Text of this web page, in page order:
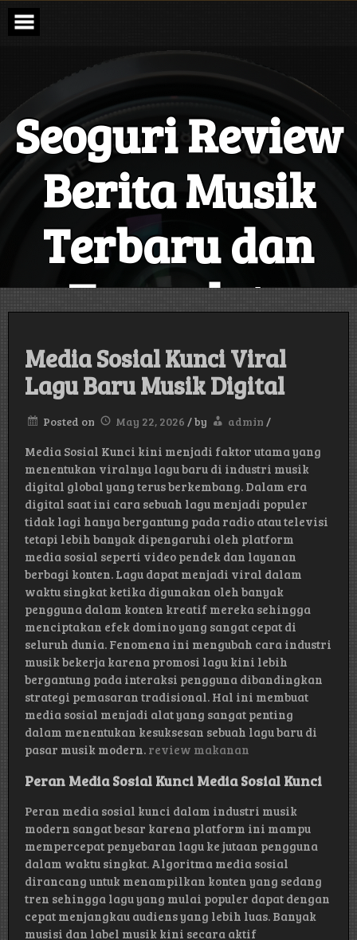
Skip
content
Seoguri Review
Berita Musik
Terbaru dan
Terupdate
Media Sosial Kunci Viral
Lagu Baru Musik Digital
Posted on May 22, 2026 /by admin /
Media Sosial Kunci kini menjadi faktor utama yang
menentukan viralnya lagu baru di industri musik
digital global yang terus berkembang. Dalam era
digital saat ini cara sebuah lagu menjadi populer
tidak lagi hanya bergantung pada radio atau televisi
tetapi lebih banyak dipengaruhi oleh platform
media sosial seperti video pendek dan layanan
berbagi konten. Lagu dapat menjadi viral dalam
waktu singkat ketika digunakan oleh banyak
pengguna dalam konten kreatif mereka sehingga
menciptakan efek domino yang sangat cepat di
seluruh dunia. Fenomena ini mengubah cara industri
musik bekerja karena promosi lagu kini lebih
bergantung pada interaksi pengguna dibandingkan
strategi pemasaran tradisional. Hal ini membuat
media sosial menjadi alat yang sangat penting
dalam menentukan kesuksesan sebuah lagu baru di
pasar musik modern. review makanan
Peran Media Sosial Kunci Media Sosial Kunci
Peran media sosial kunci dalam industri musik
modern sangat besar karena platform ini mampu
mempercepat penyebaran lagu ke jutaan pengguna
dalam waktu singkat. Algoritma media sosial
dirancang untuk menampilkan konten yang sedang
tren sehingga lagu yang mulai populer dapat dengan
cepat menjangkau audiens yang lebih luas. Banyak
musisi dan label musik kini secara aktif